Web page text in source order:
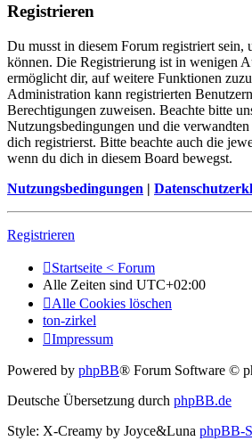
Registrieren
Du musst in diesem Forum registriert sein,
können. Die Registrierung ist in wenigen
ermöglicht dir, auf weitere Funktionen
Administration kann registrierten
Berechtigungen zuweisen. Beachte bitte
Nutzungsbedingungen und die
dich registrierst. Bitte beachte auch die
wenn du dich in diesem Board bewegst.
Nutzungsbedingungen |
Registrieren
Startseite < Forum
Alle Zeiten sind UTC+02:00
Alle Cookies löschen
ton-zirkel
Impressum
Powered by phpBB® Forum Software ©
Deutsche Übersetzung durch phpBB.de
Style: X-Creamy by Joyce&Luna phpBB-